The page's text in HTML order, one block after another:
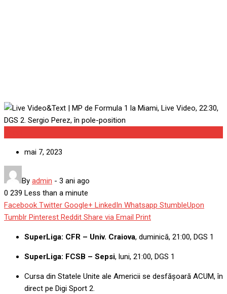
mai 7, 2023
By admin - 3 ani ago
0 239 Less than a minute
Facebook Twitter Google+ LinkedIn Whatsapp StumbleUpon
Tumblr Pinterest Reddit Share via Email Print
SuperLiga: CFR – Univ. Craiova, duminică, 21:00, DGS 1
SuperLiga: FCSB – Sepsi, luni, 21:00, DGS 1
Cursa din Statele Unite ale Americii se desfășoară ACUM, în
direct pe Digi Sport 2.